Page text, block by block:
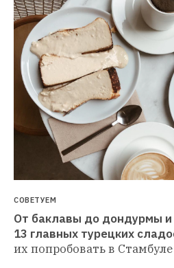
СОВЕТУЕМ
От баклавы до дондурмы и
13 главных турецких
их попробовать в Стамбуле